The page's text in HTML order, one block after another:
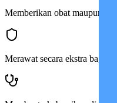
Memberikan obat maupun
Merawat secara ekstra bagi